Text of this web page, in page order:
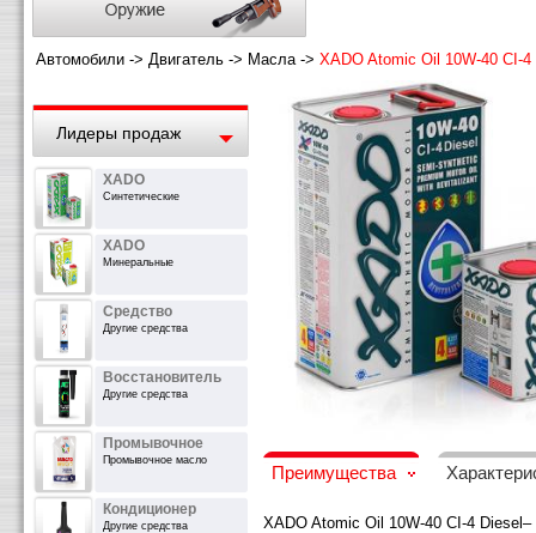
Автомобили -> Двигатель -> Масла-> XADO Atomic Oil 10W-40 CI-4
Лидеры продаж
XADO
Синтетические
XADO
Минеральные
Средство
Другие средства
Восстановитель
Другие средства
Промывочное
Промывочное масло
Кондиционер
Другие средства
Преимущества
XADO Atomic Oil 10W-40 CI-4